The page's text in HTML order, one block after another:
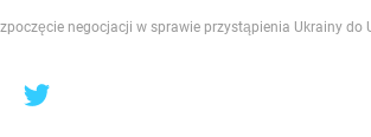
negocjacji w sprawie przystąpienia Ukrainy do